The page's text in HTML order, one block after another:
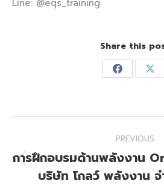
Line: @eqs_training
Share this
Share
Facebook
X
navigation
PREVIOUS
post:
การฝึกอบรมด้านพลังงาน
บริษัท โกลว์ พลังงาน